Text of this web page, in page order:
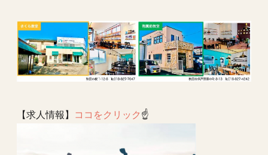
【求人情報】 ココをクリック ☝️